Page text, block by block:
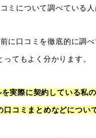
ミについて調べている人
に口コミを徹底的に調
てもよく分かります。
実際に契約している私
口コミまとめなどについ